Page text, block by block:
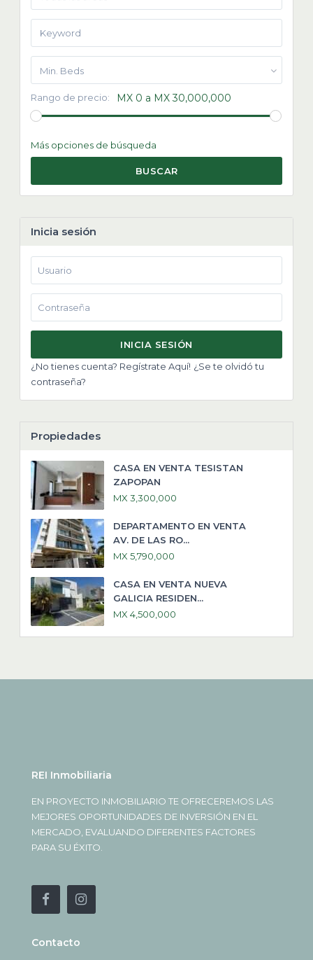
Min. Beds
Rango de precio: MX 0 a MX 30,000,000
Más opciones de búsqueda
BUSCAR
Inicia sesión
INICIA SESIÓN
¿No tienes cuenta? Regístrate Aquí! ¿Se te olvidó tu
contraseña?
Propiedades
CASA EN VENTA TESISTAN
ZAPOPAN
MX 3,300,000
DEPARTAMENTO EN VENTA
AV. DE LAS RO...
MX 5,790,000
CASA EN VENTA NUEVA
GALICIA RESIDEN...
MX 4,500,000
REI Inmobiliaria
EN PROYECTO INMOBILIARIO TE OFRECEREMOS LAS
MEJORES OPORTUNIDADES DE INVERSIÓN EN EL
MERCADO, EVALUANDO DIFERENTES FACTORES
PARA SU ÉXITO.
Contacto